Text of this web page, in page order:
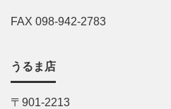
FAX 098-942-2783
うるま店
〒901-2213